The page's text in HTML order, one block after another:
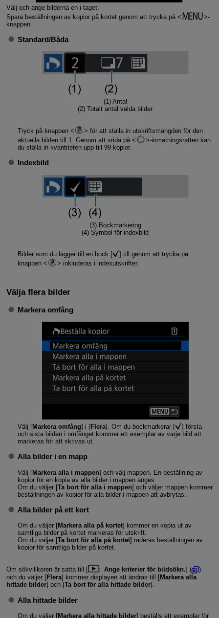
Välj och ange bilderna en i taget.
Spara beställningen av kopior på kortet genom att trycka på
-
knappen.
Standard/Båda
(1) Antal
(2) Totalt antal valda bilder
Tryck på knappen
för att ställa in utskriftsmängden för den
aktuella bilden till 1. Genom att vrida på
-inmatningsratten kan
du ställa in kvantiteten upp till 99 kopior.
Indexbild
(3) Bockmarkering
(4) Symbol för indexbild
Bilder som du lägger till en bock [
] till genom att trycka på
knappen
inkluderas i indexutskrifter.
Välja flera bilder
Markera omfång
Välj [Markera omfång] i [Flera]. Om du bockmarkerar [
] första
och sista bilden i omfånget kommer ett exemplar av varje bild att
markeras för att skrivas ut.
Alla bilder i en mapp
Välj [Markera alla i mappen] och välj mappen. En beställning av
kopior för en kopia av alla bilder i mappen anges.
Om du väljer [Ta bort för alla i mappen] och väljer mappen kommer
beställningen av kopior för alla bilder i mappen att avbrytas.
Alla bilder på ett kort
Om du väljer [Markera alla på kortet] kommer en kopia ut av
samtliga bilder på kortet markeras för utskrift.
Om du väljer [Ta bort för alla på kortet] raderas beställningen av
kopior för samtliga bilder på kortet.
Om sökvillkoren är satta till [ : Ange kriterier för bildsökn.] (
)
och du väljer [Flera] kommer displayen att ändras till [Markera alla
hittade bilder] och [Ta bort för alla hittade bilder].
Alla hittade bilder
Om du väljer [Markera alla hittade bilder] beställs ett exemplar för